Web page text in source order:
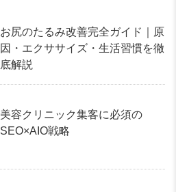
お尻のたるみ改善完全ガイド｜原
因・エクササイズ・生活習慣を徹
底解説
美容クリニック集客に必須の
SEO×AIO戦略